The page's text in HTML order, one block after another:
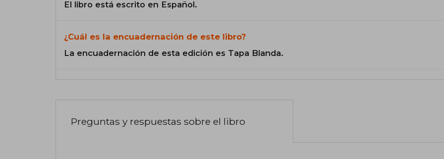
El libro está escrito en Español.
¿Cuál es la encuadernación de este libro?
La encuadernación de esta edición es Tapa Blanda.
Preguntas y respuestas sobre el libro